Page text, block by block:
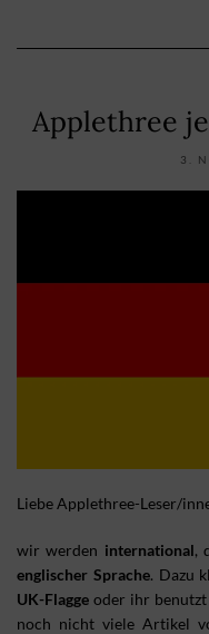
Applethree
3.
Liebe Applethree-Leser/
wir werden international,
englischer Sprache. Dazu
UK-Flagge oder ihr
noch nicht viele Artikel